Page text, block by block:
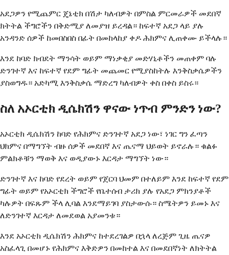
አደጋዎን የሚጨምር ጄኔቲክ በሽታ ካለብዎት በምስል ምርመራዎች መደበኛ
ክትትል ችግሮችን በቅድሚያ ለመያዝ ይረዳል። ከፍተኛ አደጋ ላይ ያሉ
አንዳንድ ሰዎች ከመበስበስ በፊት በመከላከያ ቀዶ ሕክምና ሊጠቀሙ ይችላሉ።
እንደ ከባድ ክብደት ማንሳት ወይም ማነቃቂያ መድሃኒቶችን መጠቀም ባሉ
ድንገተኛ እና ከፍተኛ የደም ግፊት መጨመር የሚያስከትሉ እንቅስቃሴዎችን
ያስወግዱ። አድካሚ እንቅስቃሴ ማድረግ ካለብዎት ቀስ በቀስ ይስሩ።
ስለ አኦርቲክ ዲሴክሽን ዋናው ነጥብ ምንድን ነው?
አኦርቲክ ዲሴክሽን ከባድ የሕክምና ድንገተኛ አደጋ ነው፣ ነገር ግን ፈጣን
ህክምና በማግኘት ብዙ ሰዎች መደበኛ እና ጤናማ ህይወት ይኖራሉ። ቁልፉ
ምልክቶቹን ማወቅ እና ወዲያውኑ እርዳታ ማግኘት ነው።
ድንገተኛ እና ከባድ የደረት ወይም የጀርባ ህመም በተለይም እንደ ከፍተኛ የደም
ግፊት ወይም የአኦርቲክ ችግሮች የቤተሰብ ታሪክ ያሉ የአደጋ ምክንያቶች
ካሉዎት በፍጹም ችላ ሊባል እንደማይገባ ያስታውሱ። ስሜትዎን ይመኑ እና
ለድንገተኛ እርዳታ ለመደወል አያመንቱ።
እንደ አኦርቲክ ዲሴክሽን ሕክምና ከተደረገልዎ በኋላ ለረጅም ጊዜ ጤናዎ
አስፈላጊ በመሆኑ የሕክምና እቅድዎን በመከተል እና በመደበኛነት ለክትትል